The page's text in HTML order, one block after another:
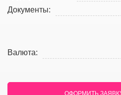
Документы:
Валюта:
ОФОРМИТЬ